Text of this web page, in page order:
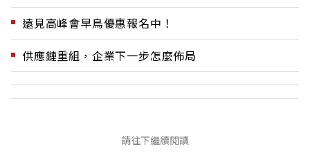
遠見高峰會早鳥優惠報名中！
供應鏈重組，企業下一步怎麼佈局
請往下繼續閱讀